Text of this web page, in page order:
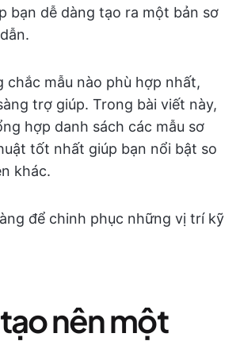
bạn dễ dàng tạo ra một bản sơ
chắc mẫu nào phù hợp nhất,
trợ giúp. Trong bài viết này,
hợp danh sách các mẫu sơ
tốt nhất giúp bạn nổi bật so
khác.
để chinh phục những vị trí kỹ
nên một